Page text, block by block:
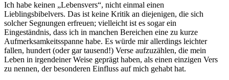
Ich habe keinen „Lebensvers“, nicht einmal einen
Lieblingsbibelvers. Das ist keine Kritik an diejenigen, die sich
solcher Segnungen erfreuen; vielleicht ist es sogar ein
Eingeständnis, dass ich in manchen Bereichen eine zu kurze
Aufmerksamkeitsspanne habe. Es würde mir allerdings leichter
fallen, hundert (oder gar tausend!) Verse aufzuzählen, die mein
Leben in irgendeiner Weise geprägt haben, als einen einzigen Vers
zu nennen, der besonderen Einfluss auf mich gehabt hat.